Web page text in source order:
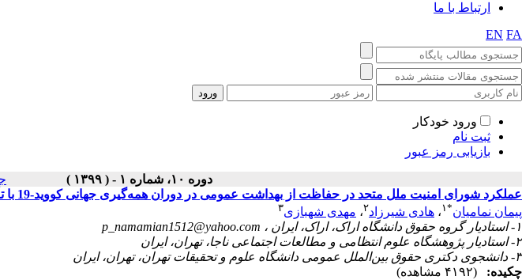
ارتباط با ما
EN FA
ورود خودکار
ثبت نام
بازیابی رمز عبور
دوره ۱۰، شماره ۱ - ( ۱۳۹۹ )
عملکرد شورای امنیت ملل متحد در حفاظت از بهداشت عمومی در دوران همه‌گیری جهانی کووید-19 با تأکید بر قطعنامه (2020)2532
پیمان نمامیان*۱ ، هادی شیرزاد۲، مهدی شهبازی۳
۱- استادیار گروه حقوق دانشگاه اراک، اراک، ایران ،
p_namamian1512@yahoo.com
۲- استادیار پژوهشگاه علوم انتظامی و مطالعات اجتماعی ناجا، تهران، ایران
۳- دانشجوی دکتری حقوق بین‌الملل عمومی دانشگاه علوم و تحقیقات تهران، تهران، ایران
چکیده:
(۴۱۹۲ مشاهده)